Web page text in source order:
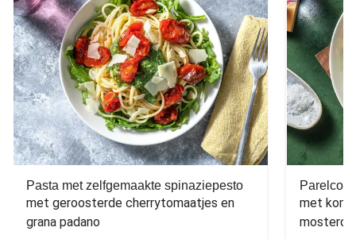
Pasta met zelfgemaakte spinaziepesto
met geroosterde cherrytomaatjes en
grana padano
met